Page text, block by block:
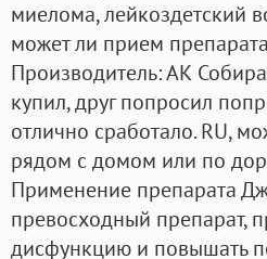
миелома, лейкоздетский
может ли прием
Производитель: АК
купил, друг попросил
отлично сработало. RU,
рядом с домом или по
Применение препарата
превосходный препарат,
дисфункцию и повышать